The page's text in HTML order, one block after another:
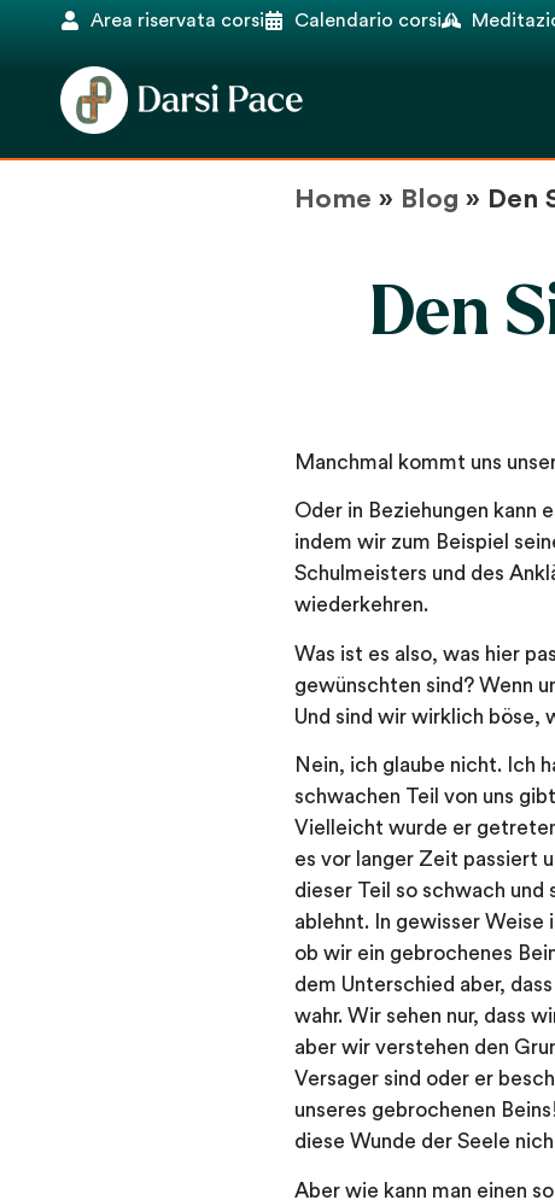
Area riservata corsi Calendario corsi
Home » Blog » Den
Den
Manchmal kommt uns
Oder in Beziehungen kann
indem wir zum Beispiel
Schulmeisters und des
wiederkehren.
Was ist es also, was hier
gewünschten sind? Wenn
Und sind wir wirklich böse,
Nein, ich glaube nicht. Ich
schwachen Teil von uns
Vielleicht wurde er
es vor langer Zeit passiert
dieser Teil so schwach
ablehnt. In gewisser Weise
ob wir ein gebrochenes
dem Unterschied aber,
wahr. Wir sehen nur, dass
aber wir verstehen den
Versager sind oder er
unseres gebrochenen
diese Wunde der Seele
Aber wie kann man einen